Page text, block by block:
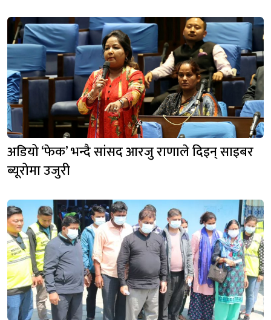
अडियो ‘फेक’ भन्दै सांसद आरजु राणाले दिइन् साइबर
ब्यूरोमा उजुरी